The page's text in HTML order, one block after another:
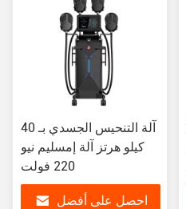
آلة التنحيس الجسدي بـ 40
كيلو هرتز آلة إمسليم نيو
220 فولت
احصل على أفضل